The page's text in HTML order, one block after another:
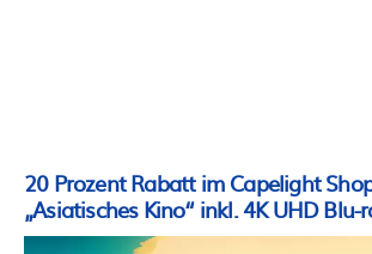
20 Prozent Rabatt im Capelight
„Asiatisches Kino“ inkl. 4K UHD Blu-